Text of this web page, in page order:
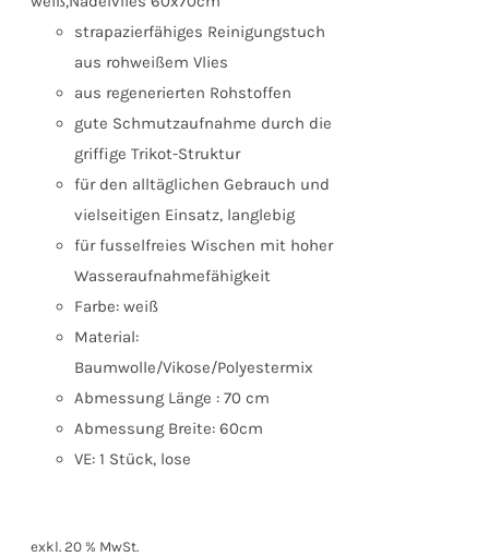
strapazierfähiges Reinigungstuch
aus rohweißem Vlies
aus regenerierten Rohstoffen
gute Schmutzaufnahme durch die
griffige Trikot-Struktur
für den alltäglichen Gebrauch und
vielseitigen Einsatz, langlebig
für fusselfreies Wischen mit hoher
Wasseraufnahmefähigkeit
Farbe: weiß
Material:
Baumwolle/Vikose/Polyestermix
Abmessung Länge : 70 cm
Abmessung Breite: 60cm
VE: 1 Stück, lose
exkl. 20 % MwSt.